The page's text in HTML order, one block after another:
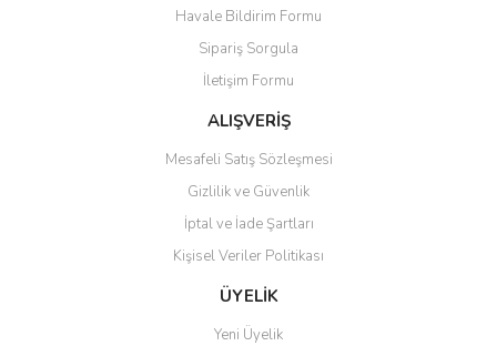
Ürün bilgilerinde hatalar bulunuyor.
Ürün fiyatı diğer sitelerden daha pahalı.
Bu ürüne benzer farklı alternatifler olmalı.
Gönder
Havale Bildirim Formu
Sipariş Sorgula
İletişim Formu
ALIŞVERİŞ
Mesafeli Satış Sözleşmesi
Gizlilik ve Güvenlik
İptal ve İade Şartları
Kişisel Veriler Politikası
ÜYELİK
Yeni Üyelik